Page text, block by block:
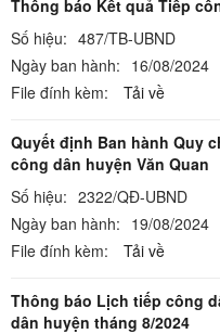
Thông báo Kết quả Tiếp
Số hiệu: 487/TB-UBND
Ngày ban hành: 16/08/2024
File đính kèm:
Tải về
Quyết định Ban hành Quy
công dân huyện Văn Quan
Số hiệu: 2322/QĐ-UBND
Ngày ban hành: 19/08/2024
File đính kèm:
Tải về
Thông báo Lịch tiếp công
dân huyện tháng 8/2024